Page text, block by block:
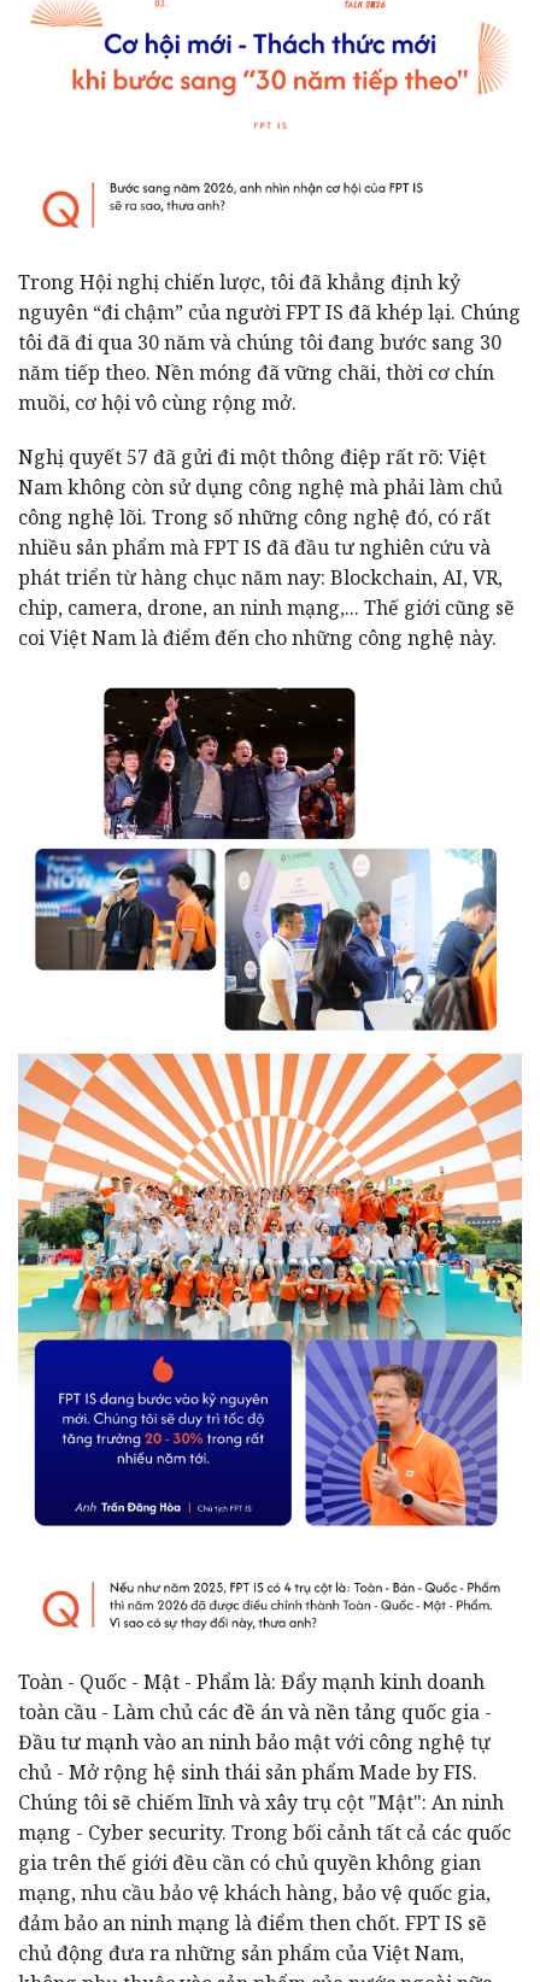
Trong Hội nghị chiến lược, tôi đã khẳng định kỷ
nguyên “đi chậm” của người FPT IS đã khép lại. Chúng
tôi đã đi qua 30 năm và chúng tôi đang bước sang 30
năm tiếp theo. Nền móng đã vững chãi, thời cơ chín
muồi, cơ hội vô cùng rộng mở.
Nghị quyết 57 đã gửi đi một thông điệp rất rõ: Việt
Nam không còn sử dụng công nghệ mà phải làm chủ
công nghệ lõi. Trong số những công nghệ đó, có rất
nhiều sản phẩm mà FPT IS đã đầu tư nghiên cứu và
phát triển từ hàng chục năm nay: Blockchain, AI, VR,
chip, camera, drone, an ninh mạng,... Thế giới cũng sẽ
coi Việt Nam là điểm đến cho những công nghệ này.
Toàn - Quốc - Mật - Phẩm là: Đẩy mạnh kinh doanh
toàn cầu - Làm chủ các đề án và nền tảng quốc gia -
Đầu tư mạnh vào an ninh bảo mật với công nghệ tự
chủ - Mở rộng hệ sinh thái sản phẩm Made by FIS.
Chúng tôi sẽ chiếm lĩnh và xây trụ cột "Mật": An ninh
mạng - Cyber security. Trong bối cảnh tất cả các quốc
gia trên thế giới đều cần có chủ quyền không gian
mạng, nhu cầu bảo vệ khách hàng, bảo vệ quốc gia,
đảm bảo an ninh mạng là điểm then chốt. FPT IS sẽ
chủ động đưa ra những sản phẩm của Việt Nam,